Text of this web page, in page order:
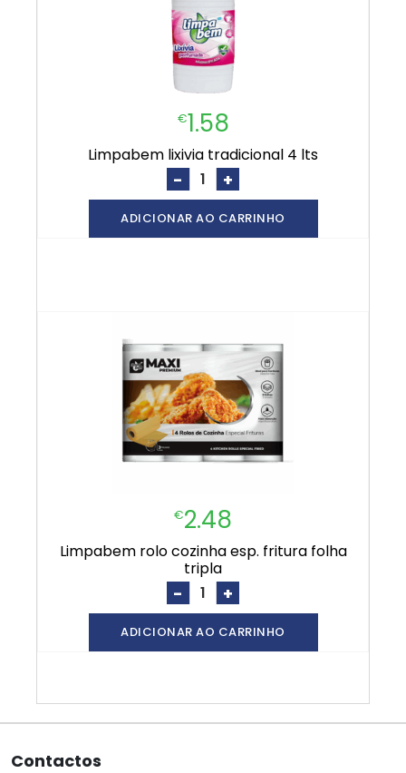
€1.58
limpabem lixivia tradicional 4 lts
- +
ADICIONAR AO CARRINHO
€2.48
limpabem rolo cozinha esp. fritura folha
tripla
- +
ADICIONAR AO CARRINHO
Contactos